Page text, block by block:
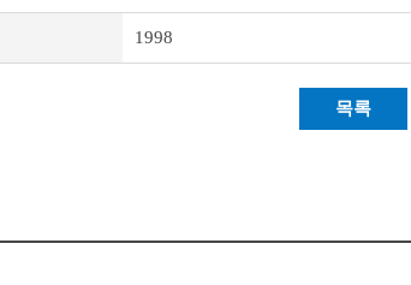
1998
목록